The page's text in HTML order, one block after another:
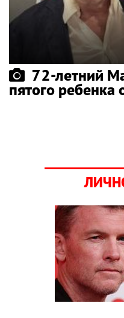
72-летний
пятого ребенка